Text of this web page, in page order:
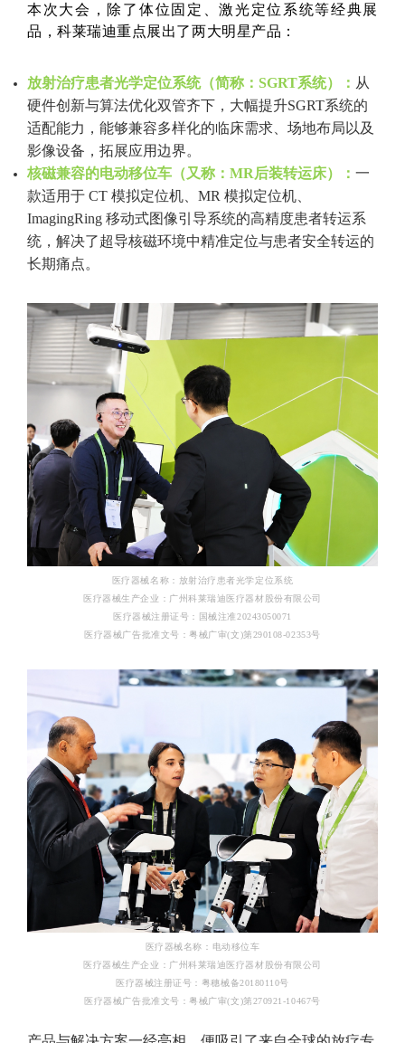
本次大会，除了体位固定、激光定位系统等经典展
品，科莱瑞迪重点展出了两大明星产品：
放射治疗患者光学定位系统（简称：SGRT系统）： 从
硬件创新与算法优化双管齐下，大幅提升SGRT系统的
适配能力，能够兼容多样化的临床需求、场地布局以及
影像设备，拓展应用边界。
核磁兼容的电动移位车（又称：MR后装转运床）： 一
款适用于 CT 模拟定位机、MR 模拟定位机、
ImagingRing 移动式图像引导系统的高精度患者转运系
统，解决了超导核磁环境中精准定位与患者安全转运的
长期痛点。
医疗器械名称：放射治疗患者光学定位系统
医疗器械生产企业：广州科莱瑞迪医疗器材股份有限公司
医疗器械注册证号：国械注准20243050071
医疗器械广告批准文号：粤械广审(文)第290108-02353号
医疗器械名称：电动移位车
医疗器械生产企业：广州科莱瑞迪医疗器材股份有限公司
医疗器械注册证号：粤穗械备20180110号
医疗器械广告批准文号：粤械广审(文)第270921-10467号